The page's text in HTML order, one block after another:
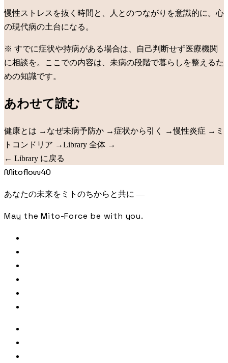
慢性ストレスを抜く時間と、人とのつながりを意識的に。心
の現代病の土台になる。
※ すでに症状や持病がある場合は、自己判断せず医療機関
に相談を。ここでの内容は、未病の段階で暮らしを整えるた
めの知識です。
あわせて読む
健康とは → なぜ未病予防か →症状から引く →慢性炎症 → ミ
トコンドリア →Library 全体 →
← Library に戻る
Mitoflow40
あなたの未来をミトのちからと共に —
May the Mito-Force be with you.